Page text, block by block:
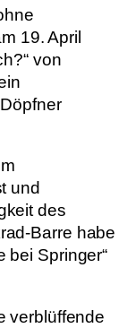
19. April
von
und
des
Barre habe
bei Springer“
verblüffende